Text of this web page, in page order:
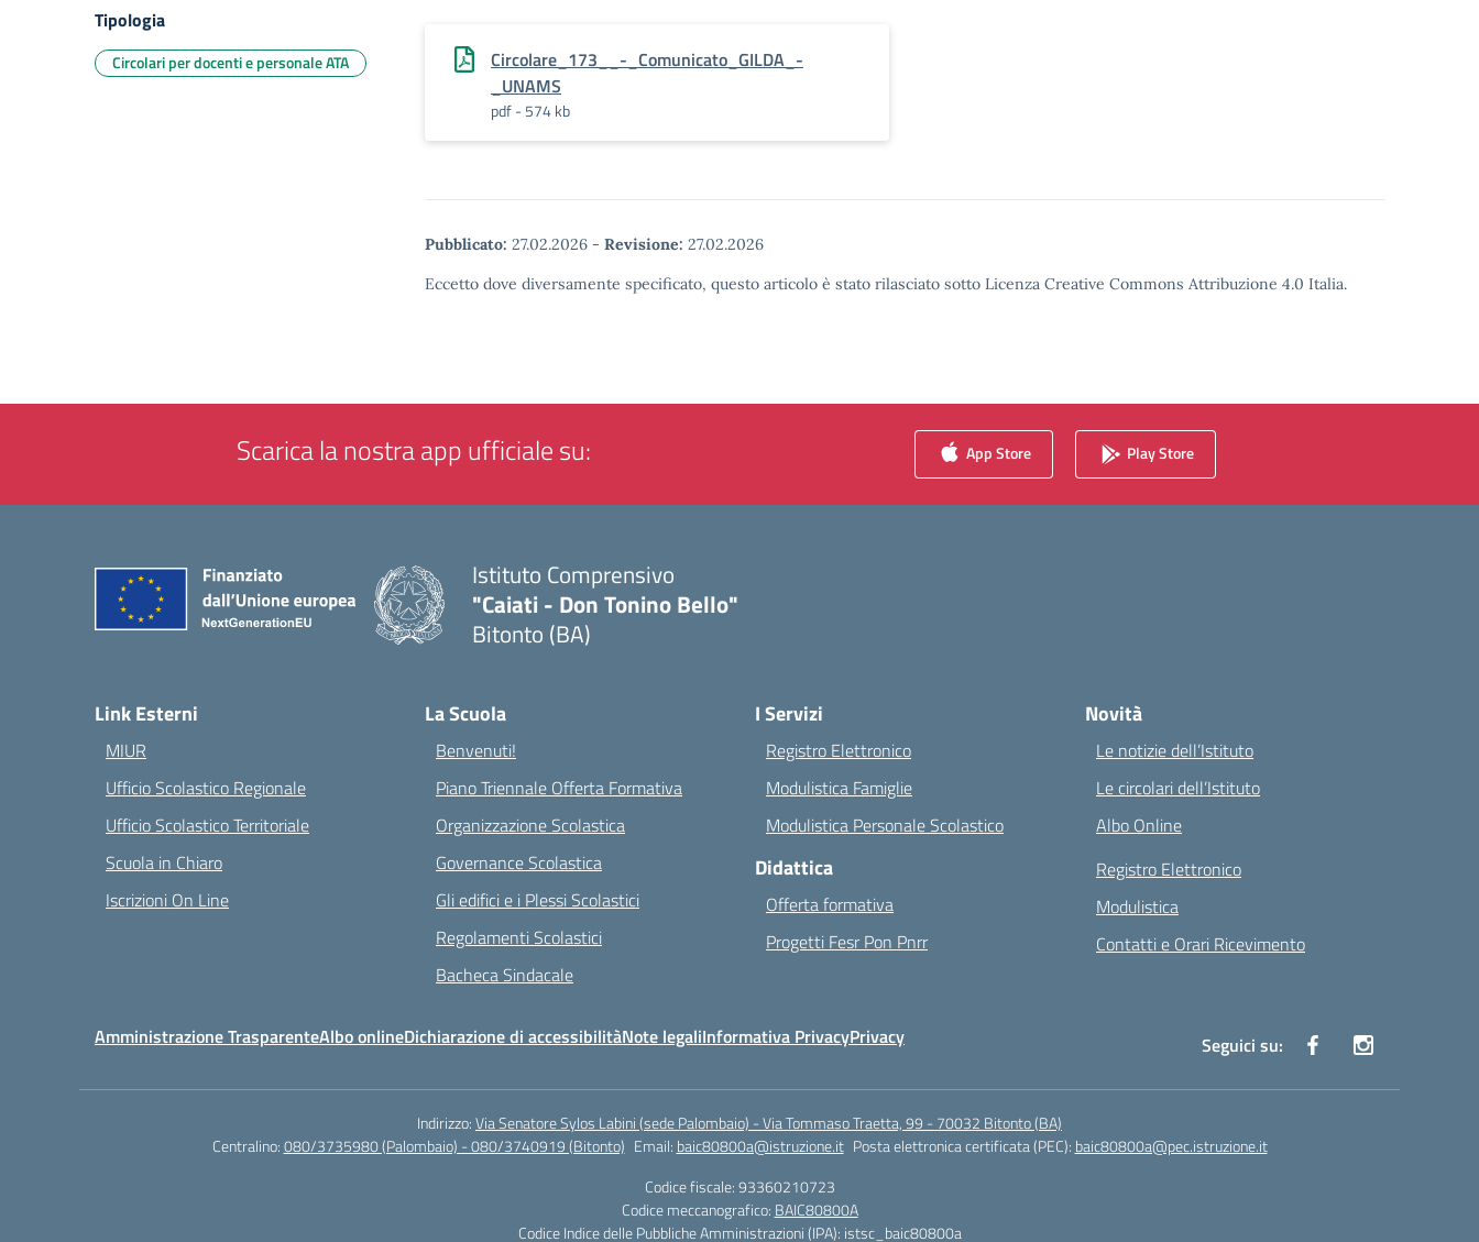
Circolare_173__-_Comunicato_GILDA_-
_UNAMS
pdf - 574 kb
Pubblicato: 27.02.2026 - Revisione: 27.02.2026
Eccetto dove diversamente specificato, questo articolo è stato rilasciato sotto Licenza Creative Commons Attribuzione 4.0 Italia.
Tipologia
Circolari per docenti e personale ATA
Scarica la nostra app ufficiale su: App Store Play Store
Istituto Comprensivo
"Caiati - Don Tonino Bello"
Bitonto (BA)
Link Esterni
MIUR
Ufficio Scolastico Regionale
Ufficio Scolastico Territoriale
Scuola in Chiaro
Iscrizioni On Line
La Scuola
Benvenuti!
Piano Triennale Offerta Formativa
Organizzazione Scolastica
Governance Scolastica
Gli edifici e i Plessi Scolastici
Regolamenti Scolastici
Bacheca Sindacale
I Servizi
Registro Elettronico
Modulistica Famiglie
Modulistica Personale Scolastico
Didattica
Offerta formativa
Progetti Fesr Pon Pnrr
Novità
Le notizie dell’Istituto
Le circolari dell’Istituto
Albo Online
Registro Elettronico
Modulistica
Contatti e Orari Ricevimento
Amministrazione TrasparenteAlbo onlineDichiarazione di accessibilitàNote legaliInformativa PrivacyPrivacy Seguici su:
Indirizzo:Via Senatore Sylos Labini (sede Palombaio) - Via Tommaso Traetta, 99 - 70032 Bitonto (BA)
Centralino:080/3735980 (Palombaio) - 080/3740919 (Bitonto) Email: baic80800a@istruzione.it Posta elettronica certificata (PEC): baic80800a@pec.istruzione.it
Codice fiscale: 93360210723
Codice meccanografico: BAIC80800A
Codice Indice delle Pubbliche Amministrazioni (IPA): istsc_baic80800a